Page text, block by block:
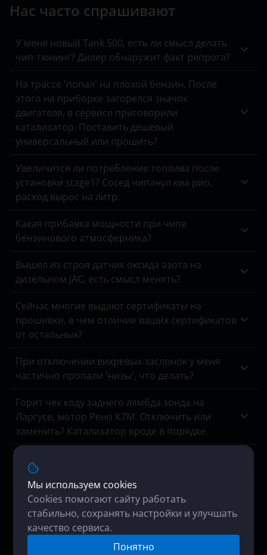
Мы используем cookies
Cookies помогают сайту работать
стабильно, сохранять настройки и улучшать
качество сервиса.
Понятно
Нас часто спрашивают
У меня новый Tank 500, есть ли смысл делать
чип-тюнинг? Дилер обнаружит факт репрога?
На трассе 'попал' на плохой бензин. После
этого на приборке загорелся значок
двигателя, в сервисе приговорили
катализатор. Поставить дешевый
универсальный или прошить?
Увеличится ли потребление топлива после
установки stage1? Сосед чипанул киа рио,
расход вырос на литр.
Какая прибавка мощности при чипе
бензинового атмосферника?
Вышел из строя датчик оксида азота на
дизельном JAC, есть смысл менять?
Сейчас многие выдают сертификаты на
прошивки, в чем отличие ваших сертификатов
от остальных?
При отключении вихревых заслонок у меня
частично пропали 'низы', что делать?
Горит чек коду заднего лямбда зонда на
Ларгусе, мотор Рено К7М. Отключить или
заменить? Катализатор вроде в порядке.
задолбал. Возможность, плюсы, минусы?
Диагностика показала пропуски зажигания,
специалист сказал, что мотор в порядке,
виновата программа, можно исправить?